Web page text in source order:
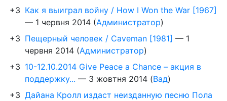
+3 Как я выиграл войну / How I Won the War [1967]
— 1 червня 2014 (Администратор)
+3 Пещерный человек / Caveman [1981] — 1
червня 2014 (Администратор)
+3 10-12.10.2014 Give Peace a Chance – акция в
поддержку... — 3 жовтня 2014 (Вад)
+3 Дайана Кролл издаст неизданную песню Пола